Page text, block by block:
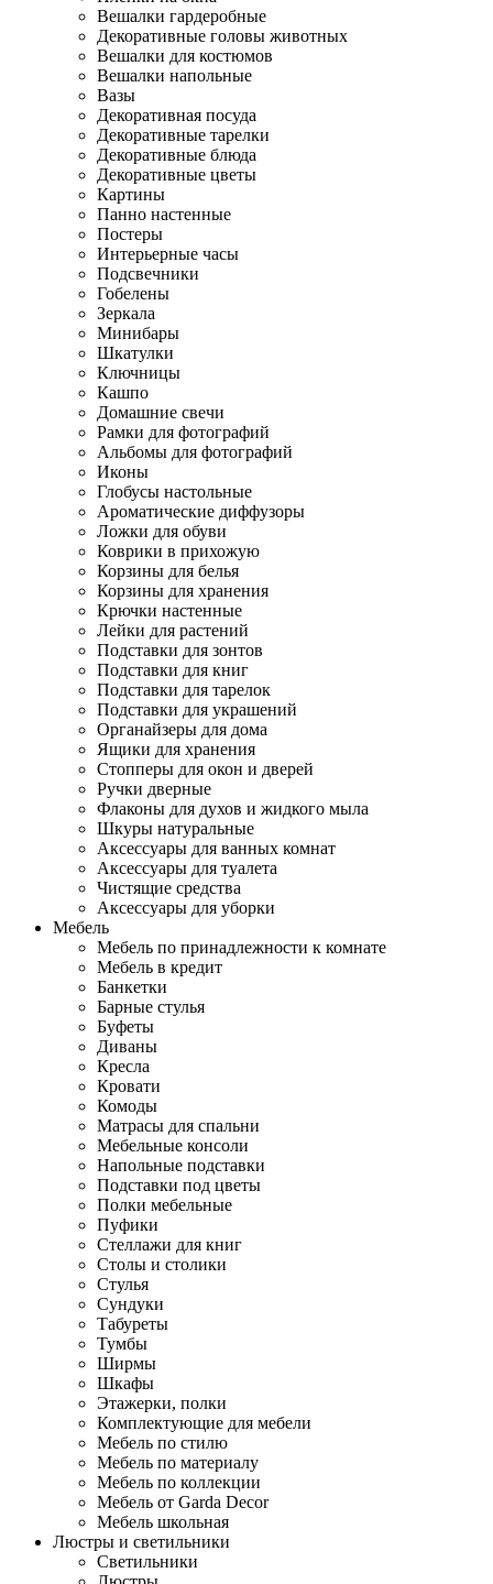
Вешалки гардеробные
Декоративные головы животных
Вешалки для костюмов
Вешалки напольные
Вазы
Декоративная посуда
Декоративные тарелки
Декоративные блюда
Декоративные цветы
Картины
Панно настенные
Постеры
Интерьерные часы
Подсвечники
Гобелены
Зеркала
Минибары
Шкатулки
Ключницы
Кашпо
Домашние свечи
Рамки для фотографий
Альбомы для фотографий
Иконы
Глобусы настольные
Ароматические диффузоры
Ложки для обуви
Коврики в прихожую
Корзины для белья
Корзины для хранения
Крючки настенные
Лейки для растений
Подставки для зонтов
Подставки для книг
Подставки для тарелок
Подставки для украшений
Органайзеры для дома
Ящики для хранения
Стопперы для окон и дверей
Ручки дверные
Флаконы для духов и жидкого мыла
Шкуры натуральные
Аксессуары для ванных комнат
Аксессуары для туалета
Чистящие средства
Аксессуары для уборки
Мебель
Мебель по принадлежности к комнате
Мебель в кредит
Банкетки
Барные стулья
Буфеты
Диваны
Кресла
Кровати
Комоды
Матрасы для спальни
Мебельные консоли
Напольные подставки
Подставки под цветы
Полки мебельные
Пуфики
Стеллажи для книг
Столы и столики
Стулья
Сундуки
Табуреты
Тумбы
Ширмы
Шкафы
Этажерки, полки
Комплектующие для мебели
Мебель по стилю
Мебель по материалу
Мебель по коллекции
Мебель от Garda Decor
Мебель школьная
Люстры и светильники
Светильники